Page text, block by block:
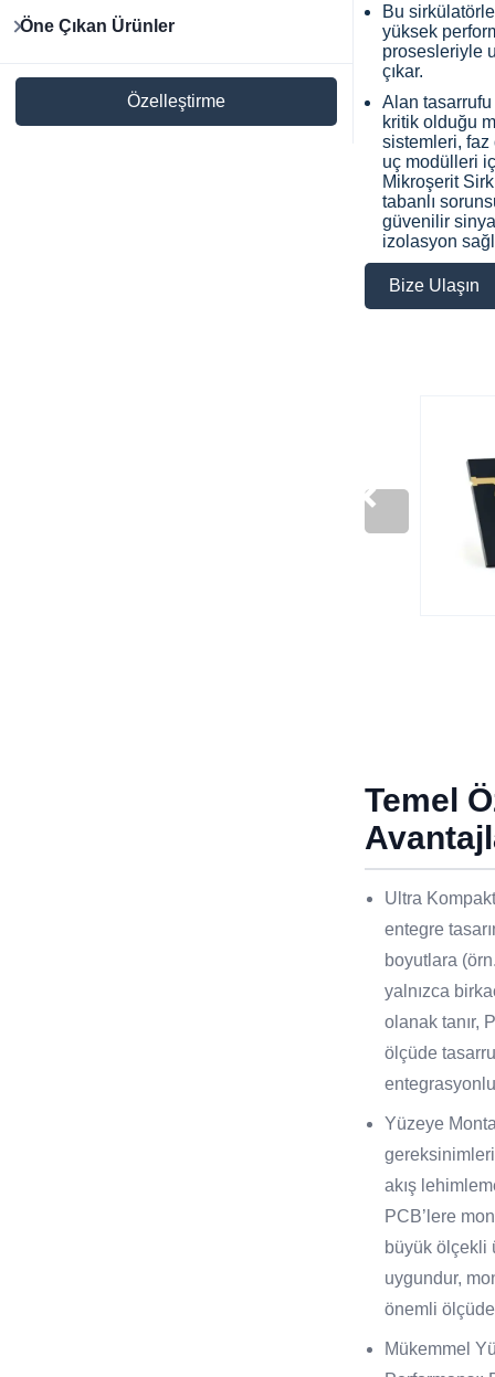
Öne Çıkan Ürünler
Özelleştirme
Bu
yüksek
prosesleriyle
çıkar.
Alan
kritik olduğu
sistemleri,
uç modülleri
Mikroşerit
tabanlı
güvenilir
izolasyon
Bize Ulaşın
Temel
Ultra
entegre
boyutlara
yalnızca
olanak tanır,
ölçüde
Yüzeye
akış
PCB’lere
büyük ölçekli
uygundur,
önemli ölçüde
Mükemmel